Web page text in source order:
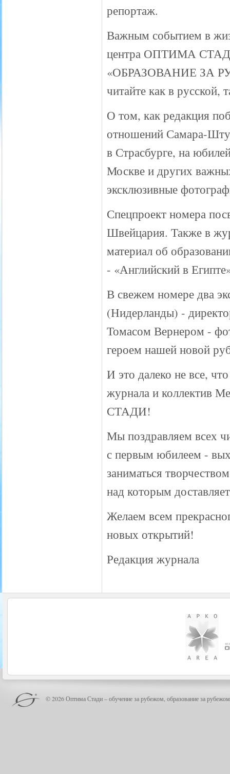
репортаж.
Важным событием в
центра ОПТИМА СТАДИ
«ОБРАЗОВАНИЕ ЗА
читайте как в русской,
О том, как редакция
отношений Самара-
в Страсбурге, на
Москве и других
эксклюзивные
Спецпроект номера
Швейцария. Также в
материал об
- «Английский в
В свежем номере два
(Нидерланды) -
Томасом Вернером -
героем нашей новой
И это далеко не все,
журнала и коллектив
СТАДИ!
Мы поздравляем всех
с первым юбилеем -
заниматься
над которым
Желаем всем
новых открытий!
Редакция журнала
© 2026 Оптима Стади – обучение за рубежом, образование за